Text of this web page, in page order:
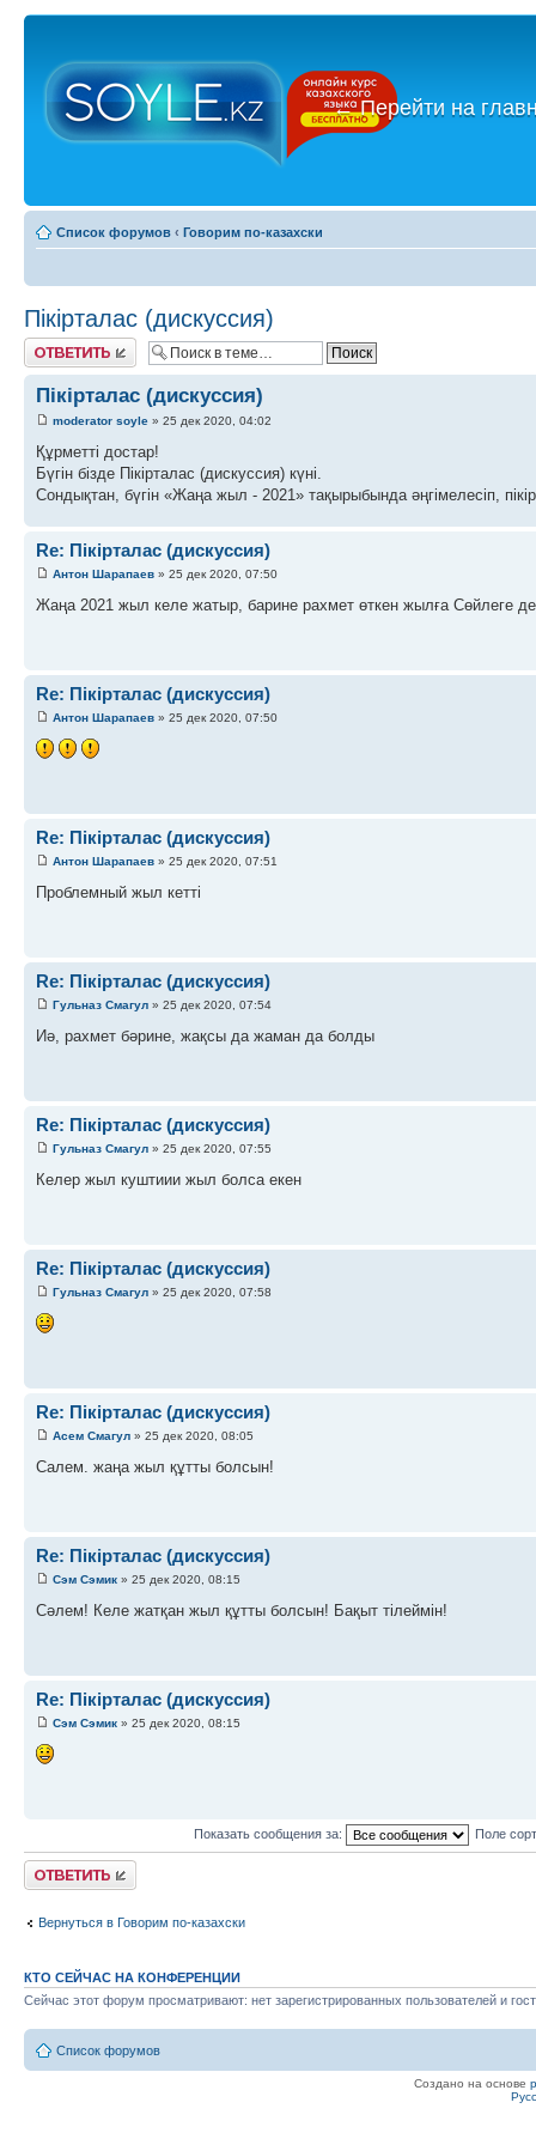
←Перейти на
Список форумов ‹ Говорим по-казахски
Пікірталас (дискуссия)
Ответить
Пікірталас (дискуссия)
moderator soyle » 25 дек 2020, 04:02
Құрметті достар!
Бүгін бізде Пікірталас (дискуссия) күні.
Сондықтан, бүгін «Жаңа жыл - 2021» тақырыбында әңгімелесіп,
Re: Пікірталас (дискуссия)
Антон Шарапаев » 25 дек 2020, 07:50
Жаңа 2021 жыл келе жатыр, барине рахмет өткен жылға Сөйлеге де
Re: Пікірталас (дискуссия)
Антон Шарапаев » 25 дек 2020, 07:50
Re: Пікірталас (дискуссия)
Антон Шарапаев » 25 дек 2020, 07:51
Проблемный жыл кетті
Re: Пікірталас (дискуссия)
Гульназ Смагул » 25 дек 2020, 07:54
Иә, рахмет бәрине, жақсы да жаман да болды
Re: Пікірталас (дискуссия)
Гульназ Смагул » 25 дек 2020, 07:55
Келер жыл куштиии жыл болса екен
Re: Пікірталас (дискуссия)
Гульназ Смагул » 25 дек 2020, 07:58
Re: Пікірталас (дискуссия)
Асем Смагул » 25 дек 2020, 08:05
Салем. жаңа жыл құтты болсын!
Re: Пікірталас (дискуссия)
Сэм Сэмик » 25 дек 2020, 08:15
Сәлем! Келе жатқан жыл құтты болсын! Бақыт тілеймін!
Re: Пікірталас (дискуссия)
Сэм Сэмик » 25 дек 2020, 08:15
Показать сообщения за: Поле
Ответить
Вернуться в Говорим по-казахски
КТО СЕЙЧАС НА КОНФЕРЕНЦИИ
Сейчас этот форум просматривают: нет зарегистрированных пользователей и
Список форумов
Создано на основе